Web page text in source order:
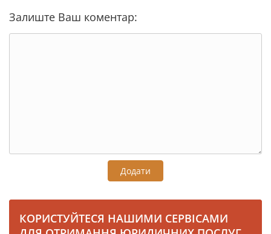
Залиште Ваш коментар:
Додати
КОРИСТУЙТЕСЯ НАШИМИ СЕРВІСАМИ